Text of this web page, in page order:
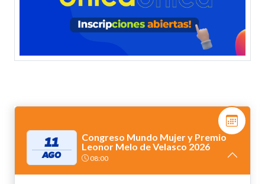
11
AGO
Congreso Mundo Mujer y Premio
Leonor Melo de Velasco 2026
08:00